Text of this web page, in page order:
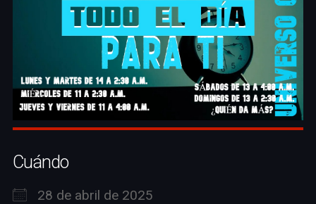
Cuándo
28 de abril de 2025